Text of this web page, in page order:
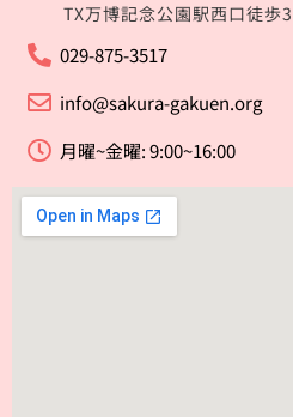
TX万博記念公園駅西口徒歩
029-875-3517
info@sakura-gakuen.org
月曜~金曜: 9:00~16:00